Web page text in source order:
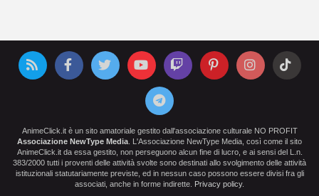
AnimeClick.it è un sito amatoriale gestito dall'associazione culturale NO PROFIT
Associazione NewType Media . L'Associazione NewType Media, così come il sito
AnimeClick.it da essa gestito, non perseguono alcun fine di lucro, e ai sensi del L.n.
383/2000 tutti i proventi delle attività svolte sono destinati allo svolgimento delle attività
istituzionali statutariamente previste, ed in nessun caso possono essere divisi fra gli
associati, anche in forme indirette.
Privacy policy.